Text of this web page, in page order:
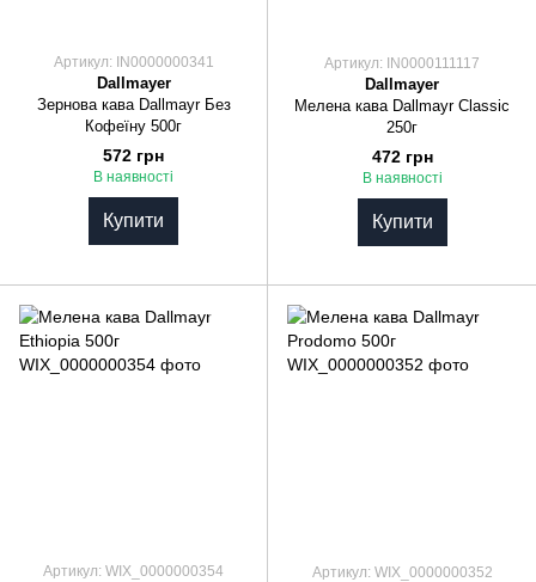
Артикул: IN0000000341
Dallmayer
Зернова кава Dallmayr Без
Кофеїну 500г
572 грн
В наявності
Купити
Артикул: IN0000111117
Dallmayer
Мелена кава Dallmayr Classic
250г
472 грн
В наявності
Купити
Артикул: WIX_0000000354 Артикул: WIX_0000000352